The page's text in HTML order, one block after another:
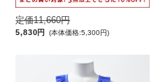
定価11,660円
5,830円 (本体価格:5,300円)